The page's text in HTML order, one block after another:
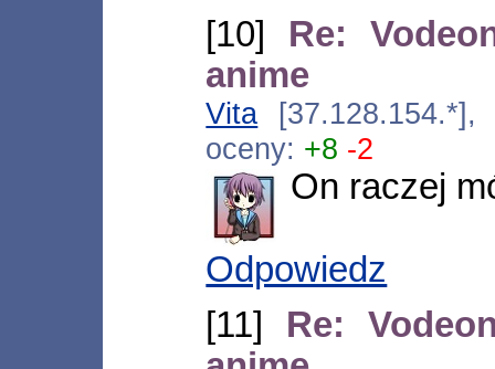
[10] Re:
anime
Vita
oceny: +8 -2
On raczej
Odpowiedz
[11] Re: